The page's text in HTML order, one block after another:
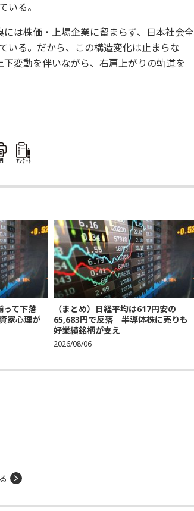
いる。
は株価・上場企業に留まらず、日本社会全
いる。だから、この構造変化は止まらな
変動を伴いながら、右肩上がりの軌道を
ｱﾝｹｰﾄ
って下落
家心理が
（まとめ）日経平均は617円安の
65,683円で反落 半導体株に売りも
好業績銘柄が支え
2026/08/06